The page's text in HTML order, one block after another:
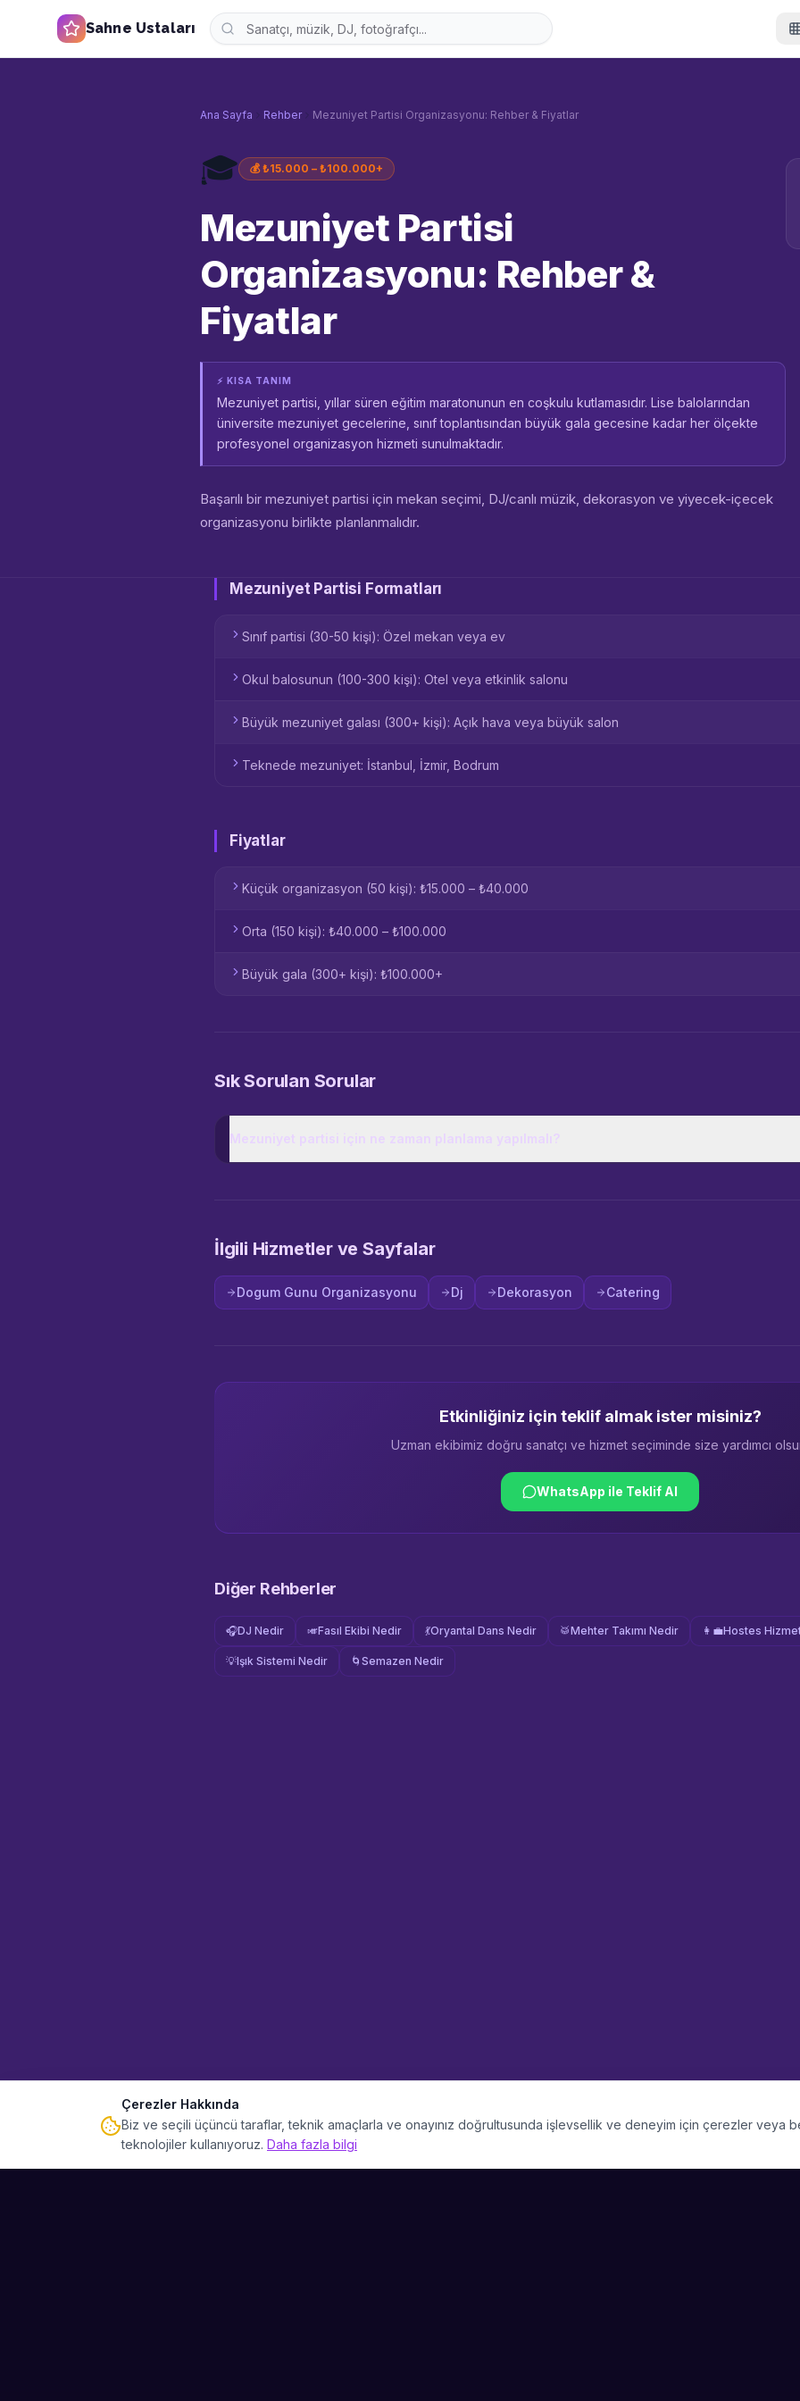
Sahne Ustaları
Ana Sayfa Rehber Mezuniyet Partisi Organizasyonu: Rehber & Fiyatlar
🎓 💰₺15.000 – ₺100.000+
Mezuniyet Partisi
Organizasyonu: Rehber &
Fiyatlar
⚡ KISA TANIM
Mezuniyet partisi, yıllar süren eğitim maratonunun en coşkulu kutlamasıdır. Lise balolarından
üniversite mezuniyet gecelerine, sınıf toplantısından büyük gala gecesine kadar her ölçekte
profesyonel organizasyon hizmeti sunulmaktadır.
Başarılı bir mezuniyet partisi için mekan seçimi, DJ/canlı müzik, dekorasyon ve yiyecek-içecek
organizasyonu birlikte planlanmalıdır.
Mezuniyet Partisi Formatları
Sınıf partisi (30-50 kişi): Özel mekan veya ev
Okul balosunun (100-300 kişi): Otel veya etkinlik salonu
Büyük mezuniyet galası (300+ kişi): Açık hava veya büyük salon
Teknede mezuniyet: İstanbul, İzmir, Bodrum
Fiyatlar
Küçük organizasyon (50 kişi): ₺15.000 – ₺40.000
Orta (150 kişi): ₺40.000 – ₺100.000
Büyük gala (300+ kişi): ₺100.000+
Sık Sorulan Sorular
Mezuniyet partisi için ne zaman planlama yapılmalı?
İlgili Hizmetler ve Sayfalar
Dogum Gunu Organizasyonu Dj Dekorasyon Catering
Etkinliğiniz için teklif almak ister misiniz?
Uzman ekibimiz doğru sanatçı ve hizmet seçiminde size yardımcı
WhatsApp ile Teklif Al
Diğer Rehberler
🎧DJ Nedir 🎺Fasıl Ekibi Nedir 💃Oryantal Dans Nedir 🥁Mehter Takımı Nedir 👩‍💼Hostes
💡Işık Sistemi Nedir 🌀 Semazen Nedir
Çerezler Hakkında
Biz ve seçili üçüncü taraflar, teknik amaçlarla ve onayınız doğrultusunda işlevsellik ve deneyim için çerezler veya
teknolojiler kullanıyoruz. Daha fazla bilgi